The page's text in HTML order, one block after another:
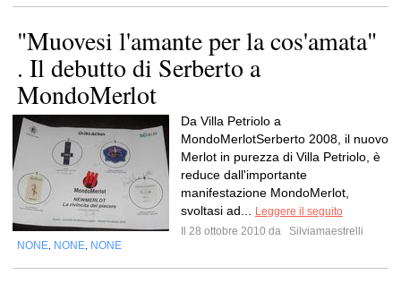
"Muovesi l'amante per la cos'amata"
. Il debutto di Serberto a
MondoMerlot
Da Villa Petriolo a
MondoMerlotSerberto 2008, il nuovo
Merlot in purezza di Villa Petriolo, è
reduce dall'importante
manifestazione MondoMerlot,
svoltasi ad...
Leggere il seguito
Il 28 ottobre 2010 da
Silviamaestrelli
NONE NONE NONE